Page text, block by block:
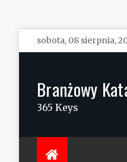
Skip
to
sobota, 08 sierpnia,
Branżowy
365 Keys